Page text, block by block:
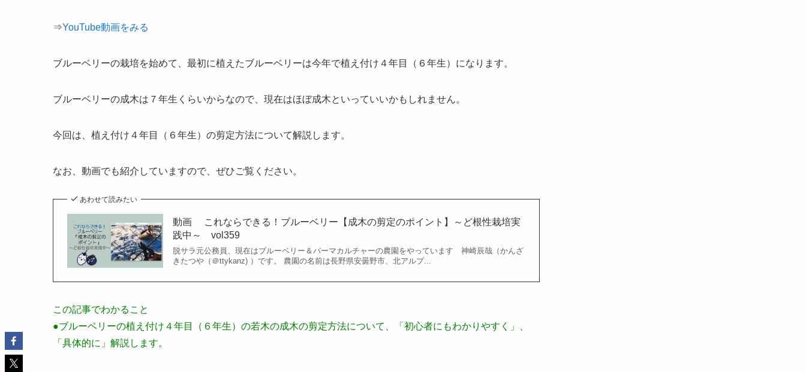
⇒YouTube動画をみる
ブルーベリーの栽培を始めて、最初に植えたブルーベリーは今年で植え付け４年目（６年生）になります。
ブルーベリーの成木は７年生くらいからなので、現在はほぼ成木といっていいかもしれません。
今回は、植え付け４年目（６年生）の剪定方法について解説します。
なお、動画でも紹介していますので、ぜひご覧ください。
あわせて読みたい
動画 これならできる！ブルーベリー【成木の剪定のポイント】～ど根性栽培実
践中～ vol359
脱サラ元公務員、現在はブルーベリー＆パーマカルチャーの農園をやっています 神崎辰哉（かんざ
きたつや（＠ttykanz) ）です。 農園の名前は長野県安曇野市、北アルプ...
この記事でわかること
●ブルーベリーの植え付け４年目（６年生）の若木の成木の剪定方法について、「初心者にもわかりやすく」、
「具体的に」解説します。